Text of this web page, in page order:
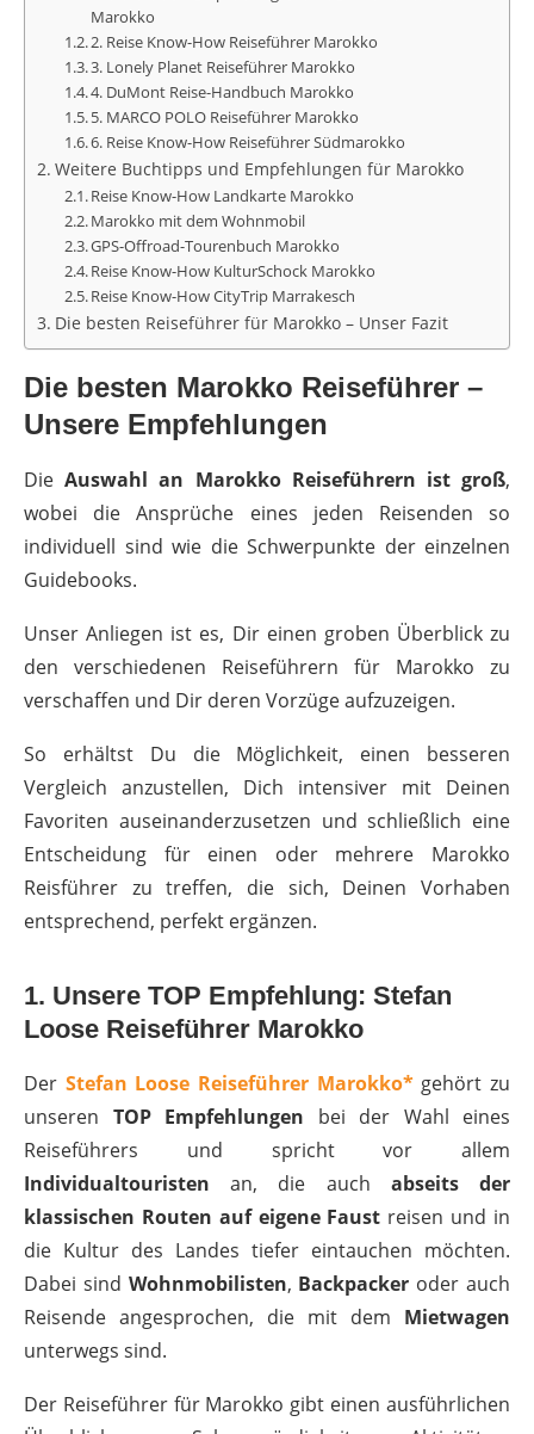
Marokko
2. Reise Know-How Reiseführer Marokko
3. Lonely Planet Reiseführer Marokko
4. DuMont Reise-Handbuch Marokko
5. MARCO POLO Reiseführer Marokko
6. Reise Know-How Reiseführer Südmarokko
Weitere Buchtipps und Empfehlungen für Marokko
Reise Know-How Landkarte Marokko
Marokko mit dem Wohnmobil
GPS-Offroad-Tourenbuch Marokko
Reise Know-How KulturSchock Marokko
Reise Know-How CityTrip Marrakesch
Die besten Reiseführer für Marokko – Unser Fazit
Die besten Marokko Reiseführer –
Unsere Empfehlungen
DieAuswahl an Marokko Reiseführern ist groß,
wobei die Ansprüche eines jeden Reisenden so
individuell sind wie die Schwerpunkte der einzelnen
Guidebooks.
Unser Anliegen ist es, Dir einen groben Überblick zu
den verschiedenen Reiseführern für Marokko zu
verschaffen und Dir deren Vorzüge aufzuzeigen.
So erhältst Du die Möglichkeit, einen besseren
Vergleich anzustellen, Dich intensiver mit Deinen
Favoriten auseinanderzusetzen und schließlich eine
Entscheidung für einen oder mehrere Marokko
Reisführer zu treffen, die sich, Deinen Vorhaben
entsprechend, perfekt ergänzen.
1. Unsere TOP Empfehlung: Stefan
Loose Reiseführer Marokko
Der Stefan Loose Reiseführer Marokko*gehört zu
unseren TOP Empfehlungen bei der Wahl eines
Reiseführers und spricht vor allem
Individualtouristen an, die auch abseits der
klassischen Routen auf eigene Faust reisen und in
die Kultur des Landes tiefer eintauchen möchten.
Dabei sind Wohnmobilisten, Backpacker oder auch
Reisende angesprochen, die mit dem Mietwagen
unterwegs sind.
Der Reiseführer für Marokko gibt einen ausführlichen